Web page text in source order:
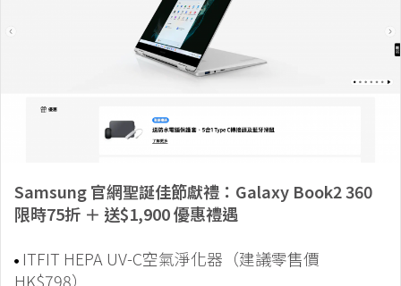
Samsung 官網聖誕佳節獻禮：Galaxy Book2 360
限時75折 ＋ 送$1,900 優惠禮遇
ITFIT HEPA UV-C空氣淨化器（建議零售價
HK$798）